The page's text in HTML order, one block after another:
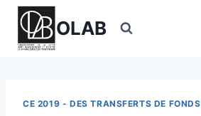
Aller
contenu
OLAB
CE 2019 - DES TRANSFERTS DE FONDS